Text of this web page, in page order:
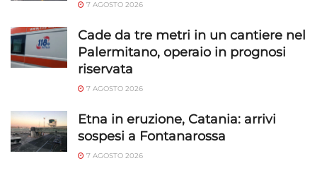
Abbinare e combinare dati provenienti da altre
Identificare i dispositivi in base alle informazioni
trasmesse automaticamente.
Utilizzare dati di geolocalizzazione precisi,
richieste attivamente.
Garantire la sicurezza, prevenire e
7 AGOSTO 2026
Cade da tre metri in un cantiere nel
Palermitano, operaio in prognosi
riservata
7 AGOSTO 2026
Etna in eruzione, Catania: arrivi
sospesi a Fontanarossa
7 AGOSTO 2026